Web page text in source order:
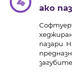
ако
пазари.